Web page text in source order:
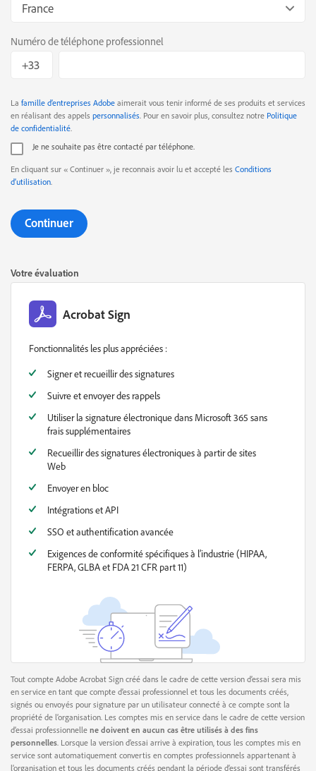
France
Numéro de téléphone professionnel
La famille d’entreprises Adobe aimerait vous tenir informé de ses produits et services
en réalisant des appels personnalisés. Pour en savoir plus, consultez notre Politique
de confidentialité.
Je ne souhaite pas être contacté par téléphone.
En cliquant sur « Continuer », je reconnais avoir lu et accepté les Conditions
d’utilisation.
Continuer
Votre évaluation
Acrobat Sign
Fonctionnalités les plus appréciées :
Signer et recueillir des signatures
Suivre et envoyer des rappels
Utiliser la signature électronique dans Microsoft 365 sans
frais supplémentaires
Recueillir des signatures électroniques à partir de sites
Web
Envoyer en bloc
Intégrations et API
SSO et authentification avancée
Exigences de conformité spécifiques à l’industrie (HIPAA,
FERPA, GLBA et FDA 21 CFR part 11)
Tout compte Adobe Acrobat Sign créé dans le cadre de cette version d’essai sera mis
en service en tant que compte d’essai professionnel et tous les documents créés,
signés ou envoyés pour signature par un utilisateur connecté à ce compte sont la
propriété de l’organisation. Les comptes mis en service dans le cadre de cette version
d’essai professionnelle ne doivent en aucun cas être utilisés à des fins
personnelles . Lorsque la version d’essai arrive à expiration, tous les comptes mis en
service sont automatiquement convertis en comptes professionnels appartenant à
l’organisation et tous les documents créés pendant la période d’essai sont transférés